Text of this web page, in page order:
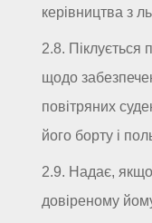
керівництва з
2.8. Піклується
щодо
повітряних
його борту і
2.9. Надає,
довіреному